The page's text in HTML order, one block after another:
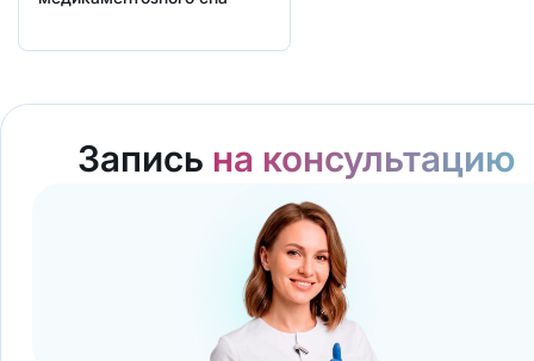
Запись на консультацию